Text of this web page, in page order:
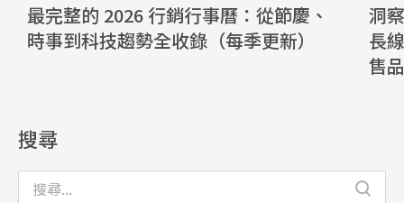
最完整的 2026 行銷行事曆：從節慶、
時事到科技趨勢全收錄（每季更新）
洞
長
售
搜尋